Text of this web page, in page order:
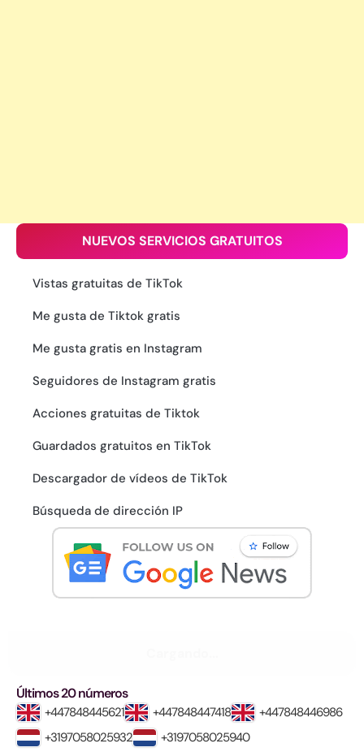
NUEVOS SERVICIOS GRATUITOS
Vistas gratuitas de TikTok
Me gusta de Tiktok gratis
Me gusta gratis en Instagram
Seguidores de Instagram gratis
Acciones gratuitas de Tiktok
Guardados gratuitos en TikTok
Descargador de vídeos de TikTok
Búsqueda de dirección IP
Últimos 20 números
+447848445621 +447848447418
+447848446986
+3197058025932
+3197058025940